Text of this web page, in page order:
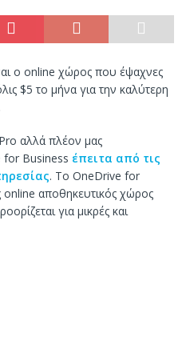
ο online χώρος που έψαχνες
$5 το μήνα για την καλύτερη
αλλά πλέον μας
for Business έπειτα από τις
. Το OneDrive for
αποθηκευτικός χώρος
για μικρές και